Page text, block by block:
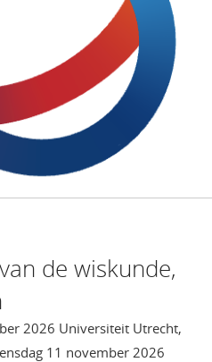
de wiskunde,
2026 Universiteit Utrecht,
11 november 2026